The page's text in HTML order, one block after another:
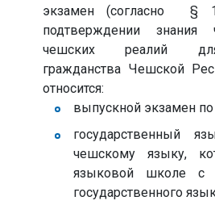
экзамен (согласно §
подтверждении
чешских реалий для
гражданства Чешской
относится:
выпускной экзамен
государственный
чешскому языку,
языковой школе с
государственного